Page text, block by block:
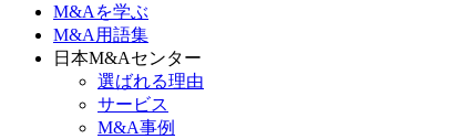
M&Aを学ぶ
M&A用語集
日本M&Aセンター
選ばれる理由
サービス
M&A事例